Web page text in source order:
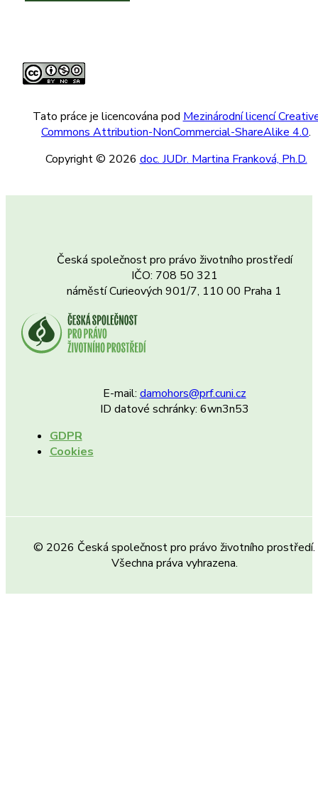
Tato práce je licencována pod Mezinárodní licencí
Commons Attribution-NonCommercial-ShareAlike 4.0.
Copyright © 2026 doc. JUDr. Martina Franková, Ph.D.
Česká společnost pro právo životního prostředí
IČO: 708 50 321
náměstí Curieových 901/7, 110 00 Praha 1
E-mail: damohors@prf.cuni.cz
ID datové schránky: 6wn3n53
GDPR
Cookies
© 2026 Česká společnost pro právo životního prostředí.
Všechna práva vyhrazena.